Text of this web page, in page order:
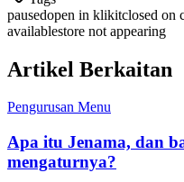
pausedopen in klikitclosed on
availablestore not appearing
Artikel Berkaitan
Pengurusan Menu
Apa itu Jenama, dan
mengaturnya?